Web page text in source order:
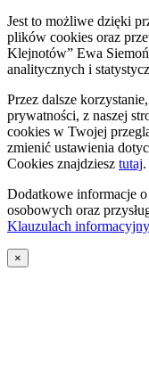
Jest to możliwe dzięki
plików cookies oraz
Klejnotów” Ewa
analitycznych i
Przez dalsze
prywatności, z naszej
cookies w Twojej
zmienić ustawienia
Cookies znajdziesz tutaj.
Dodatkowe informacje
osobowych oraz
Klauzulach
×